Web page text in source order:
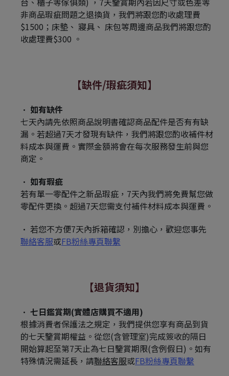
非商品瑕疵問題之退換貨，我們將跟您酌收處理費
$1500；床墊、 寢具、 床包等周邊商品我們將跟您酌
收處理費$300 。
【缺件/瑕疵須知​】
如有缺件
七天內請先依照商品說明書確認商品配件是否有有缺
漏。若超過7天才發現有缺件，我們將跟您酌收補件材
料成本與運費。實際金額將會在每次服務發生前與您
商定。​
如有瑕疵
若有單一零配件之新品瑕疵，7天內我們將免費幫您做
零配件更換。超過7天您需支付補件材料成本與運費。​
若您不方便7天內拆箱確認，別擔心，歡迎您事先
聯絡客服或FB粉絲專頁聯繫
【退貨須知​】
七日鑑賞期​(實體店購買不適用)
根據消費者保護法之規定，我們提供您享有商品到貨
的七天鑒賞期權益。從您(含管理室)完成簽收的隔日
開始算起至第7天止為七日鑒賞期限(含例假日)。如有
特殊情況需延長，請聯絡客服或FB粉絲專頁聯繫